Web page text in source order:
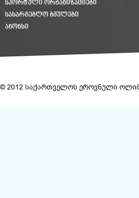
ᲡᲞᲝᲠᲢᲣᲚᲘ ᲝᲠᲒᲐᲜᲘᲖᲐᲪᲘᲔᲑᲘ
ᲡᲐᲡᲐᲠᲒᲔᲑᲚᲝ ᲑᲛᲣᲚᲔᲑᲘ
ᲐᲜᲝᲜᲡᲘ
© 2012 საქართველოს ეროვნული